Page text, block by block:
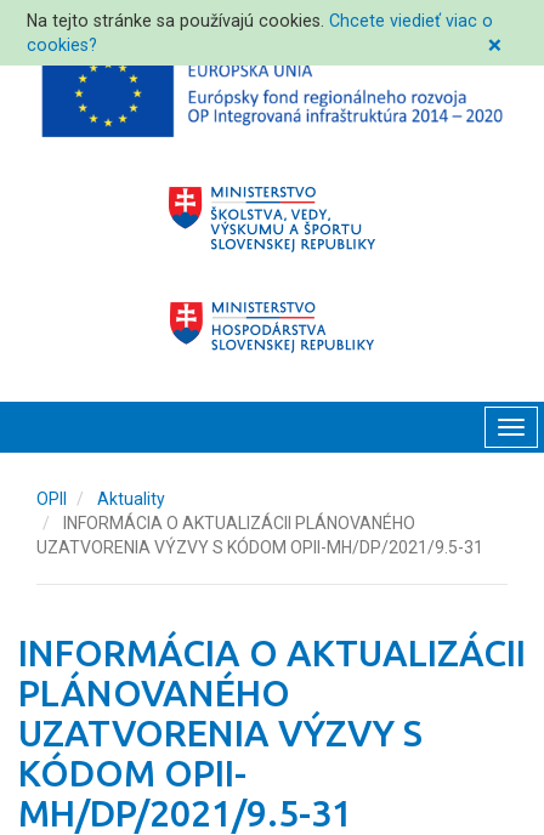
Na tejto stránke sa používajú cookies.Chcete viedieť viac o
cookies?
❌
OPII
Aktuality
INFORMÁCIA O AKTUALIZÁCII PLÁNOVANÉHO
UZATVORENIA VÝZVY S KÓDOM OPII-MH/DP/2021/9.5-31
INFORMÁCIA O AKTUALIZÁCII
PLÁNOVANÉHO
UZATVORENIA VÝZVY S
KÓDOM OPII-
MH/DP/2021/9.5-31